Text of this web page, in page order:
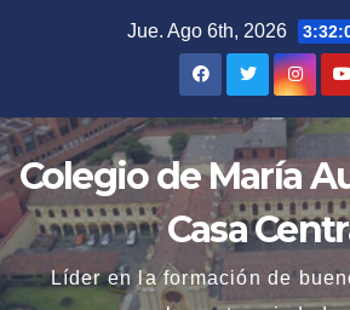
Jue. Ago 6th, 2026
Colegio de María
Casa
Líder en la formación de